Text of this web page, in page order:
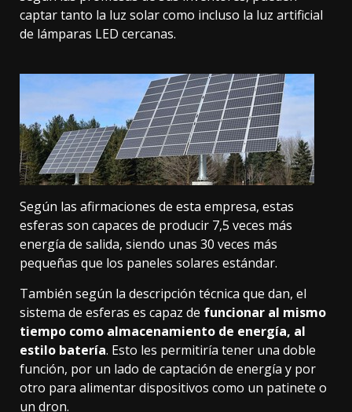
captar tanto la luz solar como incluso la luz artificial
de lámparas LED cercanas.
Según las afirmaciones de esta empresa, estas
esferas son capaces de producir 7,5 veces más
energía de salida, siendo unas 30 veces más
pequeñas que los paneles solares estándar.
También según la descripción técnica que dan, el
sistema de esferas es capaz de funcionar al mismo
tiempo como almacenamiento de energía, al
estilo batería. Esto les permitiría tener una doble
función, por un lado de captación de energía y por
otro para alimentar dispositivos como un patinete o
un dron.